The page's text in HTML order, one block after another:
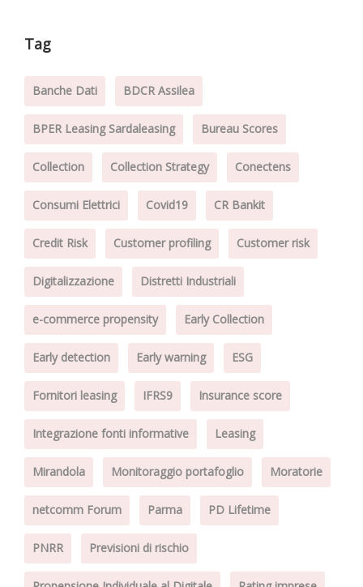
Tag
Banche Dati BDCR Assilea
BPER Leasing Sardaleasing Bureau Scores
Collection Collection Strategy Conectens
Consumi Elettrici Covid19 CR Bankit
Credit Risk Customer profiling Customer risk
Digitalizzazione Distretti Industriali
e-commerce propensity Early Collection
Early detection Early warning ESG
Fornitori leasing IFRS9 Insurance score
Integrazione fonti informative Leasing
Mirandola Monitoraggio portafoglio Moratorie
netcomm Forum Parma PD Lifetime
PNRR Previsioni di rischio